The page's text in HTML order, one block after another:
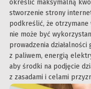
określić maksymalną
stworzenie strony
podkreślić, że
nie może być
prowadzenia działalności
z paliwem, energią
aby środki na podjęcie
z zasadami i celami